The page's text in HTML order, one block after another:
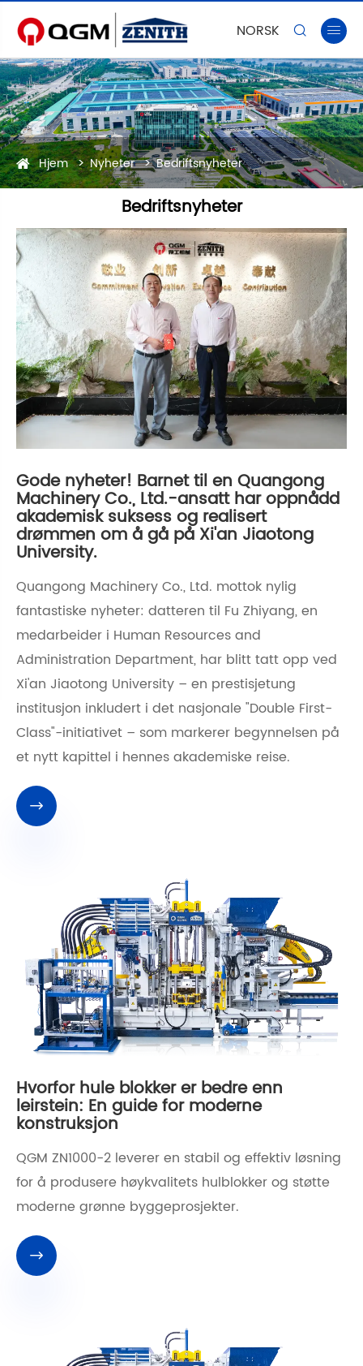
NORSK‎  
Hjem Nyheter Bedriftsnyheter
Bedriftsnyheter
Gode ​​nyheter! Barnet til en Quangong
Machinery Co., Ltd.-ansatt har oppnådd
akademisk suksess og realisert
drømmen om å gå på Xi'an Jiaotong
University.
Quangong Machinery Co., Ltd. mottok nylig
fantastiske nyheter: datteren til Fu Zhiyang, en
medarbeider i Human Resources and
Administration Department, har blitt tatt opp ved
Xi'an Jiaotong University – en prestisjetung
institusjon inkludert i det nasjonale "Double First-
Class"-initiativet – som markerer begynnelsen på
et nytt kapittel i hennes akademiske reise.

Hvorfor hule blokker er bedre enn
leirstein: En guide for moderne
konstruksjon
QGM ZN1000-2 leverer en stabil og effektiv løsning
for å produsere høykvalitets hulblokker og støtte
moderne grønne byggeprosjekter.
